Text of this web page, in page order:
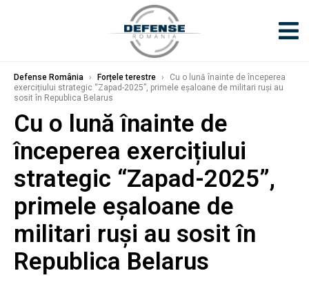
Defense România › Forțele terestre ›
Cu o lună înainte de începerea
exercițiului strategic “Zapad-2025”, primele eșaloane de militari ruși au
sosit în Republica Belarus
Cu o lună înainte de
începerea exercițiului
strategic “Zapad-2025”,
primele eșaloane de
militari ruși au sosit în
Republica Belarus